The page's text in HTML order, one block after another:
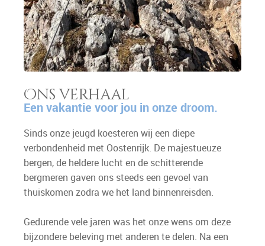
Ons verhaal
Een vakantie voor jou in onze droom.
Sinds onze jeugd koesteren wij een diepe
verbondenheid met Oostenrijk. De majestueuze
bergen, de heldere lucht en de schitterende
bergmeren gaven ons steeds een gevoel van
thuiskomen zodra we het land binnenreisden.
Gedurende vele jaren was het onze wens om deze
bijzondere beleving met anderen te delen. Na een